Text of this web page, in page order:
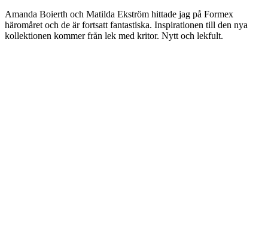
Amanda Boierth och Matilda Ekström hittade jag på Formex
häromåret och de är fortsatt fantastiska. Inspirationen till den nya
kollektionen kommer från lek med kritor. Nytt och lekfult.